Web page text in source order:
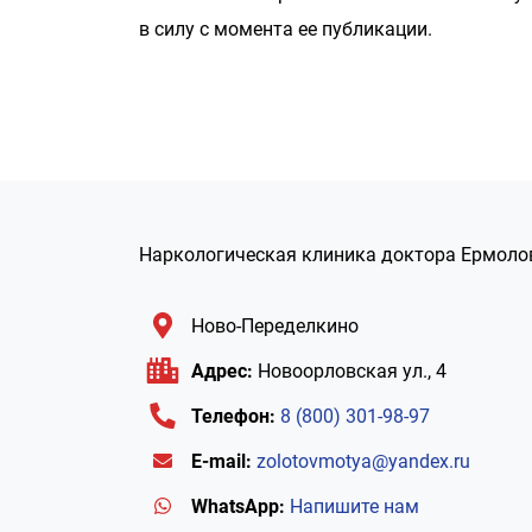
в силу с момента ее публикации.
Наркологическая клиника доктора
Ново-Переделкино
Адрес: Новоорловская ул., 4
Телефон: 8 (800) 301-98-97
E-mail: zolotovmotya@yandex.ru
WhatsApp: Напишите нам